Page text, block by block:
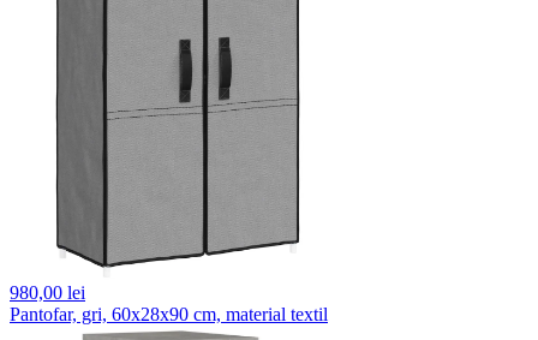
980,00 lei
Pantofar, gri, 60x28x90 cm, material textil